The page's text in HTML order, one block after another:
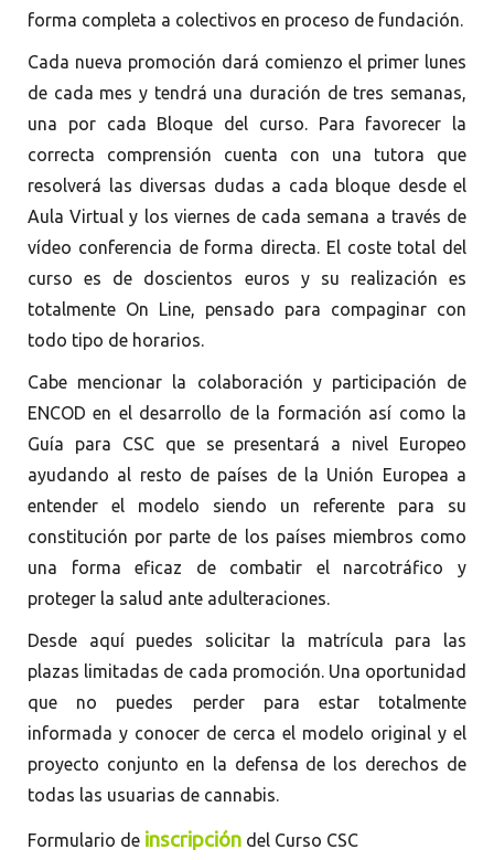
forma completa a colectivos en proceso de fundación.
Cada nueva promoción dará comienzo el primer lunes
de cada mes y tendrá una duración de tres semanas,
una por cada Bloque del curso. Para favorecer la
correcta comprensión cuenta con una tutora que
resolverá las diversas dudas a cada bloque desde el
Aula Virtual y los viernes de cada semana a través de
vídeo conferencia de forma directa. El coste total del
curso es de doscientos euros y su realización es
totalmente On Line, pensado para compaginar con
todo tipo de horarios.
Cabe mencionar la colaboración y participación de
ENCOD en el desarrollo de la formación así como la
Guía para CSC que se presentará a nivel Europeo
ayudando al resto de países de la Unión Europea a
entender el modelo siendo un referente para su
constitución por parte de los países miembros como
una forma eficaz de combatir el narcotráfico y
proteger la salud ante adulteraciones.
Desde aquí puedes solicitar la matrícula para las
plazas limitadas de cada promoción. Una oportunidad
que no puedes perder para estar totalmente
informada y conocer de cerca el modelo original y el
proyecto conjunto en la defensa de los derechos de
todas las usuarias de cannabis.
Formulario de inscripción del Curso CSC